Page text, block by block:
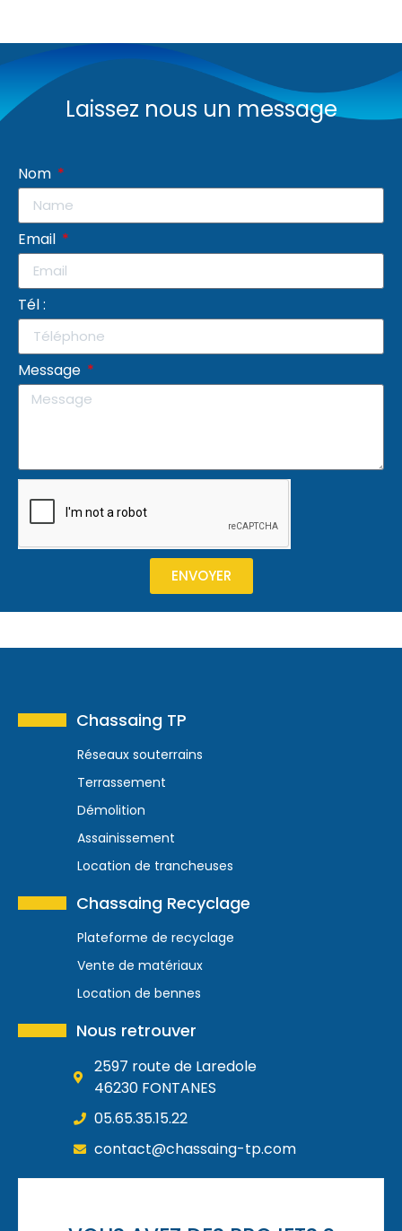
Laissez nous un message
Nom
Email
Tél :
Message
ENVOYER
Chassaing TP
Réseaux souterrains
Terrassement
Démolition
Assainissement
Location de trancheuses
Chassaing Recyclage
Plateforme de recyclage
Vente de matériaux
Location de bennes
Nous retrouver
2597 route de Laredole
46230 FONTANES
05.65.35.15.22
contact@chassaing-tp.com